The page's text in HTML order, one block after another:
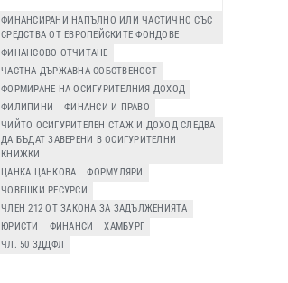
ФИНАНСИРАНИ НАПЪЛНО ИЛИ ЧАСТИЧНО СЪС
СРЕДСТВА ОТ ЕВРОПЕЙСКИТЕ ФОНДОВЕ
ФИНАНСОВО ОТЧИТАНЕ
ЧАСТНА ДЪРЖАВНА СОБСТВЕНОСТ
ФОРМИРАНЕ НА ОСИГУРИТЕЛНИЯ ДОХОД
ФИЛИПИНИ
ФИНАНСИ И ПРАВО
ЧИЙТО ОСИГУРИТЕЛЕН СТАЖ И ДОХОД СЛЕДВА
ДА БЪДАТ ЗАВЕРЕНИ В ОСИГУРИТЕЛНИ
КНИЖКИ
ЦАНКА ЦАНКОВА
ФОРМУЛЯРИ
ЧОВЕШКИ РЕСУРСИ
ЧЛЕН 212 ОТ ЗАКОНА ЗА ЗАДЪЛЖЕНИЯТА
ЮРИСТИ
ФИНАНСИ
ХАМБУРГ
ЧЛ. 50 ЗДДФЛ